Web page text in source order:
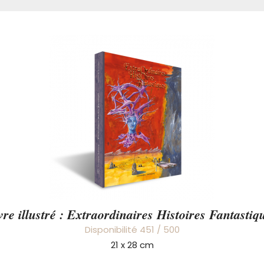
illustré : Extraordinaires Histoires
Disponibilité 451 / 500
21 x 28 cm